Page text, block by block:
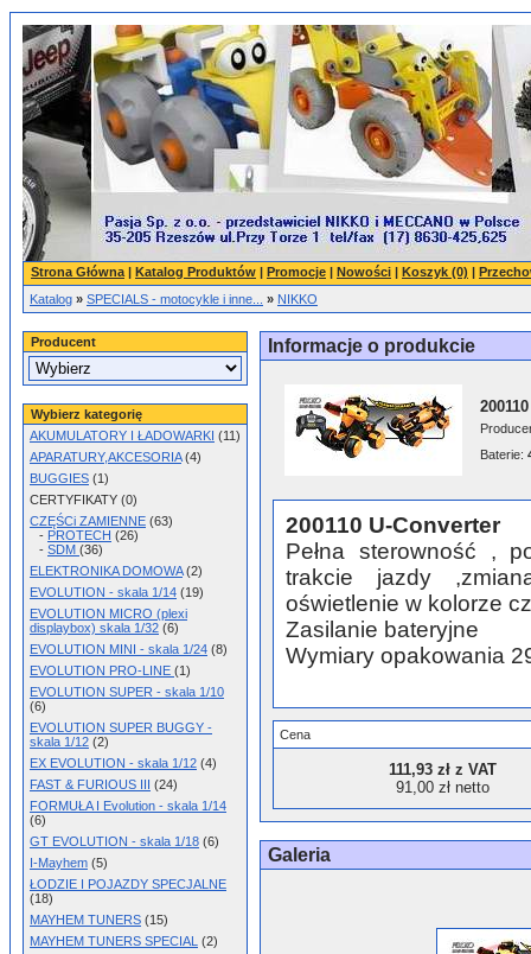
Strona Główna | Katalog Produktów | Promocje | Nowości | Koszyk (0) |
Katalog » SPECIALS - motocykle i inne... » NIKKO
Producent
Wybierz kategorię
AKUMULATORY I ŁADOWARKI (11)
APARATURY,AKCESORIA(4)
BUGGIES (1)
CERTYFIKATY (0)
CZĘŚCi ZAMIENNE (63)
- PROTECH (26)
- SDM (36)
ELEKTRONIKA DOMOWA(2)
EVOLUTION - skala 1/14 (19)
EVOLUTION MICRO (plexi
displaybox) skala 1/32 (6)
EVOLUTION MINI - skala 1/24 (8)
EVOLUTION PRO-LINE (1)
EVOLUTION SUPER - skala 1/10
(6)
EVOLUTION SUPER BUGGY -
skala 1/12 (2)
EX EVOLUTION - skala 1/12 (4)
FAST & FURIOUS III (24)
FORMUŁA I Evolution - skala 1/14
(6)
GT EVOLUTION - skala 1/18 (6)
I-Mayhem (5)
ŁODZIE I POJAZDY SPECJALNE
(18)
MAYHEM TUNERS (15)
MAYHEM TUNERS SPECIAL (2)
Informacje o produkcie
Baterie:
200110 U-Converter
Pełna sterowność ,
trakcie jazdy
oświetlenie w kolorze
Zasilanie bateryjne
Wymiary opakowania
Cena
111,93 zł z VAT
91,00 zł netto
Galeria